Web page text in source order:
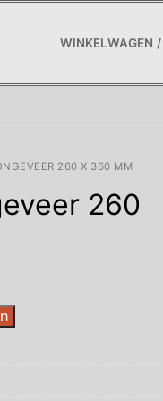
WINKELWAGEN /
260 X 360 MM
260